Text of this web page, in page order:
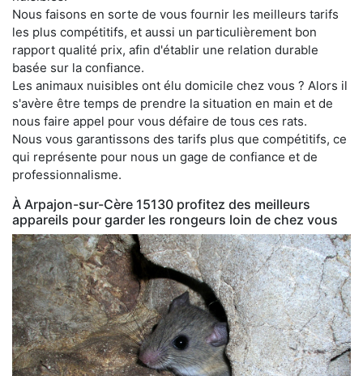
Nous faisons en sorte de vous fournir les meilleurs tarifs
les plus compétitifs, et aussi un particulièrement bon
rapport qualité prix, afin d'établir une relation durable
basée sur la confiance.
Les animaux nuisibles ont élu domicile chez vous ? Alors il
s'avère être temps de prendre la situation en main et de
nous faire appel pour vous défaire de tous ces rats.
Nous vous garantissons des tarifs plus que compétitifs, ce
qui représente pour nous un gage de confiance et de
professionnalisme.
À Arpajon-sur-Cère 15130 profitez des meilleurs
appareils pour garder les rongeurs loin de chez vous